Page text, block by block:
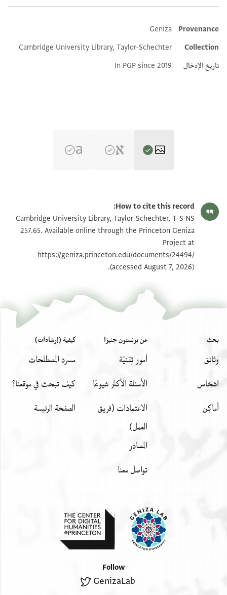
Additional metadata
Provenance
Geniza
Collection
Cambridge University Library, Taylor-Schechter
تاريخ الإدخال
In PGP since 2019
T-S NS 257.65 1v تكبير و تدوير
بيان أذونات الصورة
How to cite this record:
Cambridge University Library, Taylor-Schechter, T-S NS
257.65. Available online through the Princeton Geniza
Project at
https://geniza.princeton.edu/documents/24494/
(accessed August 7, 2026).
بحث
وثائق
اشخاص
أَماكِن
عن برنستون جنيزا
أمور تِقنيّة
الأسئلة الأكثر شيوعًا
الاعتمادات (فريق
العمل)
المصادر
تواصل معنا
كيفية (إرشادات)
مسرد المصطلحات
كيف تبحث في موقعنا؟
الصفحة الرئيسة
Follow
GenizaLab